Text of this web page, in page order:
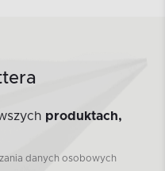
produktach,
danych osobowych